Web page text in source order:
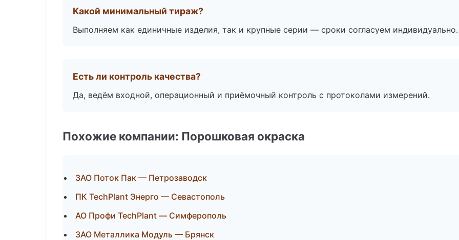
Какой минимальный тираж?
Выполняем как единичные изделия, так и крупные серии — сроки согласуем индивидуально.
Есть ли контроль качества?
Да, ведём входной, операционный и приёмочный контроль с протоколами измерений.
Похожие компании: Порошковая окраска
ЗАО Поток Пак — Петрозаводск
ПК TechPlant Энерго — Севастополь
АО Профи TechPlant — Симферополь
ЗАО Металлика Модуль — Брянск